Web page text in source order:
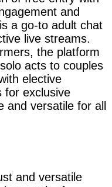
and
a go-to adult chat
live streams.
the platform
acts to couples
elective
for exclusive
and versatile for all
and versatile